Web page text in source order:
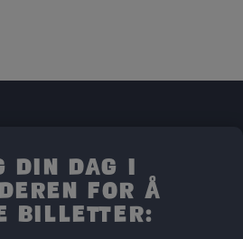
din dag i
for å
billetter: